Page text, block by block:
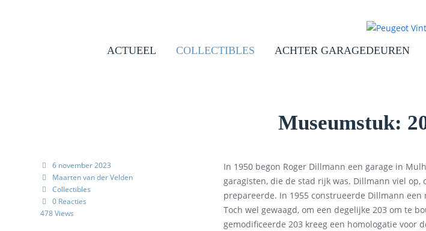
ACTUEEL COLLECTIBLES ACHTER GARAGEDEUREN
Museumstuk:
6 november 2023
Maarten van der Velden
Collectibles
0 Reacties
478 Views
In 1950 begon Roger Dillmann een garage in
garagisten, die de stad rijk was. Dillmann viel op,
prepareerde. In 1955 construeerde Dillmann een
Toch wel gewaagd, om een degelijke 203 om te
gemodificeerde 203 kreeg een homologatie voor